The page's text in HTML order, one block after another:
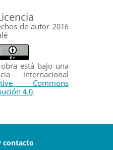
de autor 2016
obra está bajo una
internacional
Commons
4.0.
contacto